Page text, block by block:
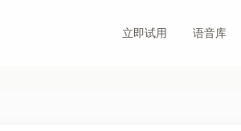
立即试用 语音库